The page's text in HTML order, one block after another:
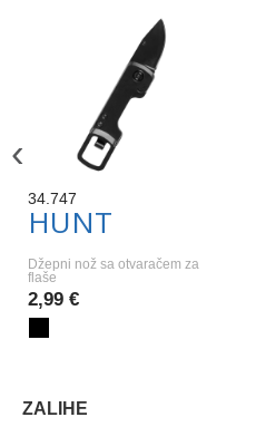
34.747
HUNT
Džepni nož sa otvaračem za
flaše
2,99 €
‹
ZALIHE